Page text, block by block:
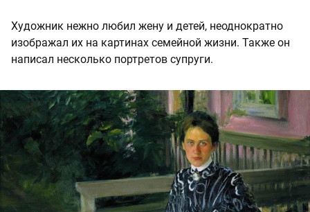
Художник нежно любил жену и детей, неоднократно
изображал их на картинах семейной жизни. Также он
написал несколько портретов супруги.